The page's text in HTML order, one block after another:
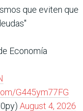
que eviten que
Economía
G445ym77FG
August 4, 2026